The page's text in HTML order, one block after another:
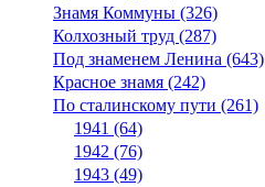
Знамя Коммуны (326)
Колхозный труд (287)
Под знаменем Ленина (643)
Красное знамя (242)
По сталинскому пути (261)
1941 (64)
1942 (76)
1943 (49)